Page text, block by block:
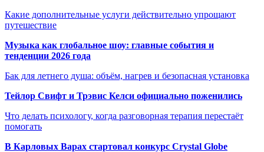
Какие дополнительные услуги действительно упрощают
путешествие
Музыка как глобальное шоу: главные события и
тенденции 2026 года
Бак для летнего душа: объём, нагрев и безопасная установка
Тейлор Свифт и Трэвис Келси официально поженились
Что делать психологу, когда разговорная терапия перестаёт
помогать
В Карловых Варах стартовал конкурс Crystal Globe